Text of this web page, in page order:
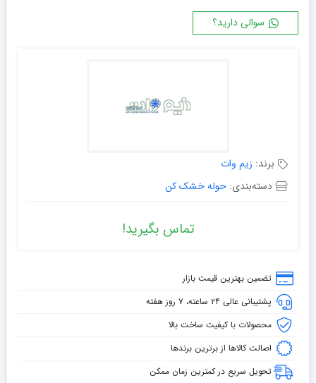
سوالی دارید؟
برند: زیم وات
دسته‌بندی: حوله خشک کن
تماس بگیرید!
تضمین بهترین قیمت بازار
پشتیبانی عالی ۲۴ ساعته، ۷ روز هفته
محصولات با کیفیت ساخت بالا
اصالت کالاها از برترین برندها
تحویل سریع در کمترین زمان ممکن